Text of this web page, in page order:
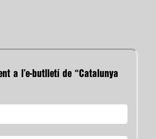
a l’e-butlletí de “Catalunya